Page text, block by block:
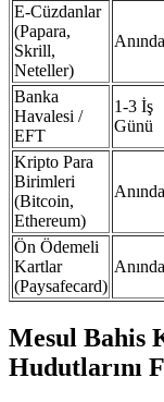
E-Cüzdanlar
(Papara,
Skrill,
Neteller)
Anında
Banka
Havalesi /
EFT
1-3 İş
Günü
Kripto Para
Birimleri
(Bitcoin,
Ethereum)
Anında
Ön Ödemeli
Kartlar
(Paysafecard)
Anında
Mesul Bahis
Hudutlarını